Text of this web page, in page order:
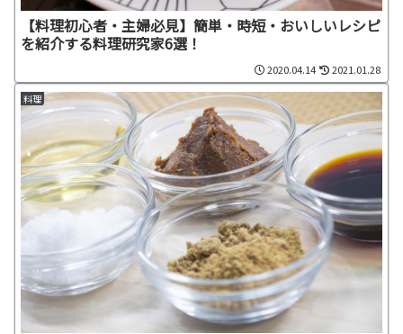
【料理初心者・主婦必見】簡単・時短・おいしいレシピ
を紹介する料理研究家6選！
2020.04.14 2021.01.28
料理